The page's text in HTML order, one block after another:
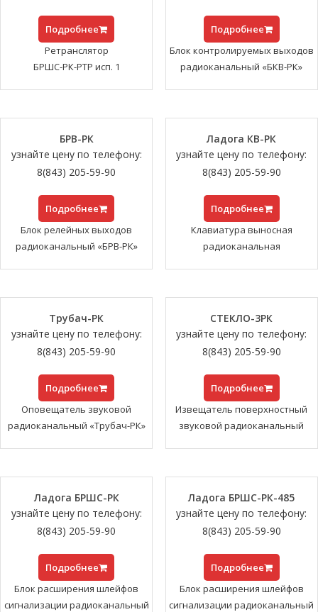
Подробнее
Ретранслятор
БРШС-РК-РТР исп. 1
Подробнее
Блок контролируемых выходов
радиоканальный «БКВ-РК»
БРВ-РК
узнайте цену по телефону:
8(843) 205-59-90
Подробнее
Блок релейных выходов
радиоканальный «БРВ-РК»
Ладога КВ-РК
узнайте цену по телефону:
8(843) 205-59-90
Подробнее
Клавиатура выносная
радиоканальная
Трубач-РК
узнайте цену по телефону:
8(843) 205-59-90
Подробнее
Оповещатель звуковой
радиоканальный «Трубач-РК»
СТЕКЛО-3РК
узнайте цену по телефону:
8(843) 205-59-90
Подробнее
Извещатель поверхностный
звуковой радиоканальный
Ладога БРШС-РК
узнайте цену по телефону:
8(843) 205-59-90
Подробнее
Блок расширения шлейфов
сигнализации радиоканальный
Ладога БРШС-РК-485
узнайте цену по телефону:
8(843) 205-59-90
Подробнее
Блок расширения шлейфов
сигнализации радиоканальный